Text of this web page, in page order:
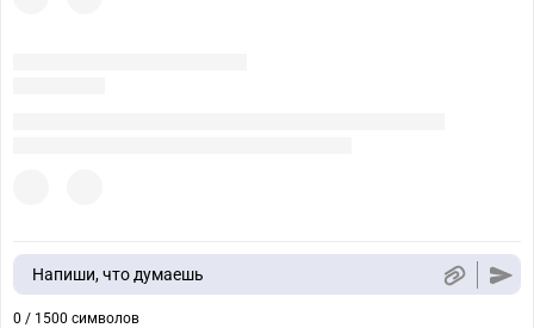
Напиши, что думаешь
0 / 1500 символов